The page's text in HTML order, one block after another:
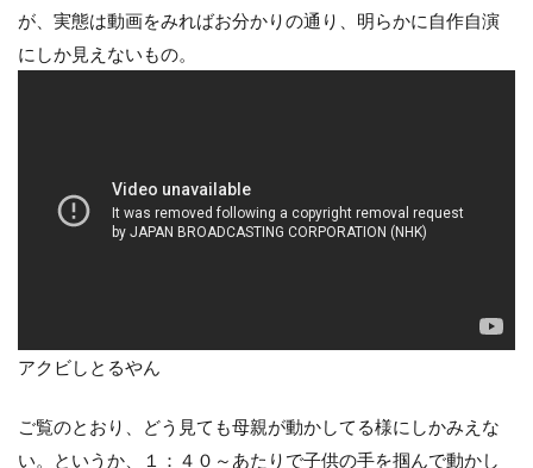
が、実態は動画をみればお分かりの通り、明らかに自作自演
にしか見えないもの。
アクビしとるやん
ご覧のとおり、どう見ても母親が動かしてる様にしかみえな
い。というか、１：４０～あたりで子供の手を掴んで動かし